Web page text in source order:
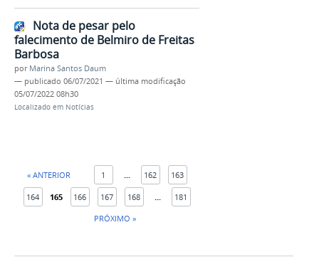
Nota de pesar pelo
falecimento de Belmiro de Freitas
Barbosa
por Marina Santos Daum
— publicado 06/07/2021 — última modificação
05/07/2022 08h30
Localizado em Notícias
« ANTERIOR 1 ... 162 163
164 165 166 167 168 ...
181
PRÓXIMO »